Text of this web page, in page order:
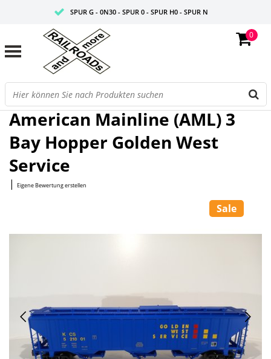
SPUR G - 0N30 - SPUR 0 - SPUR H0 - SPUR N
0
Startseite/3 Bay Hopper Golden West Service
American Mainline (AML) 3
Bay Hopper Golden West
Service
| Eigene Bewertung erstellen
Sale